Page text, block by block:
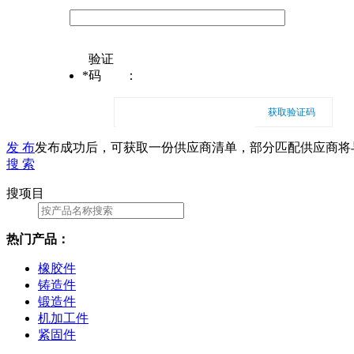
*
验证
码
：
获取验证码
发 布发布成功后，可获取一份供应商清单，部分匹配供应商
搜 索
搜项目
热门产品：
橡胶件
铸造件
锻造件
机加工件
紧固件